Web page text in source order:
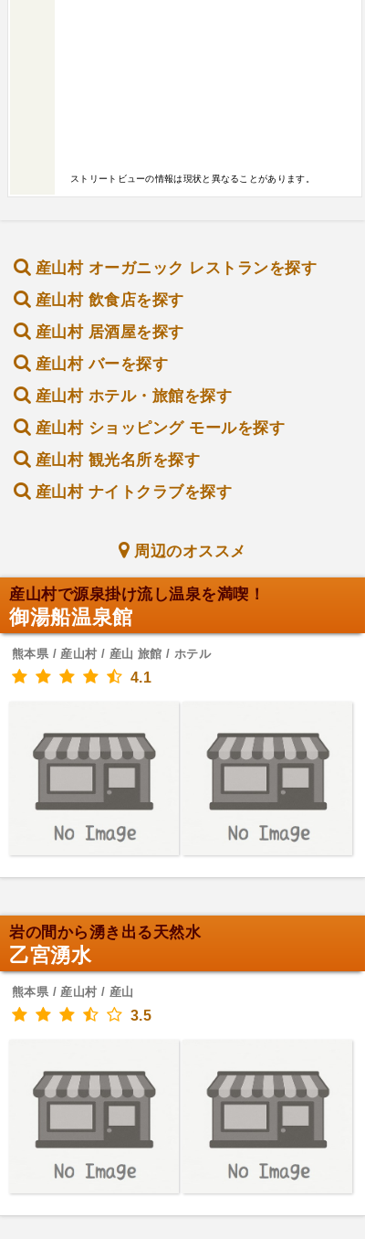
ストリートビューの情報は現状と異なることがあります。
産山村 オーガニック レストランを探す
産山村 飲食店を探す
産山村 居酒屋を探す
産山村 バーを探す
産山村 ホテル・旅館を探す
産山村 ショッピング モールを探す
産山村 観光名所を探す
産山村 ナイトクラブを探す
周辺のオススメ
産山村で源泉掛け流し温泉を満喫！
御湯船温泉館
熊本県 / 産山村 / 産山 旅館 / ホテル
4.1
岩の間から湧き出る天然水
乙宮湧水
熊本県 / 産山村 / 産山
3.5